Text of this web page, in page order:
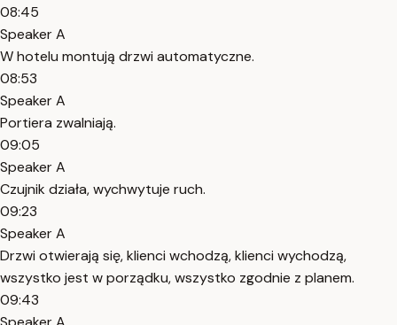
08:45
Speaker A
W hotelu montują drzwi automatyczne.
08:53
Speaker A
Portiera zwalniają.
09:05
Speaker A
Czujnik działa, wychwytuje ruch.
09:23
Speaker A
Drzwi otwierają się, klienci wchodzą, klienci wychodzą,
wszystko jest w porządku, wszystko zgodnie z planem.
09:43